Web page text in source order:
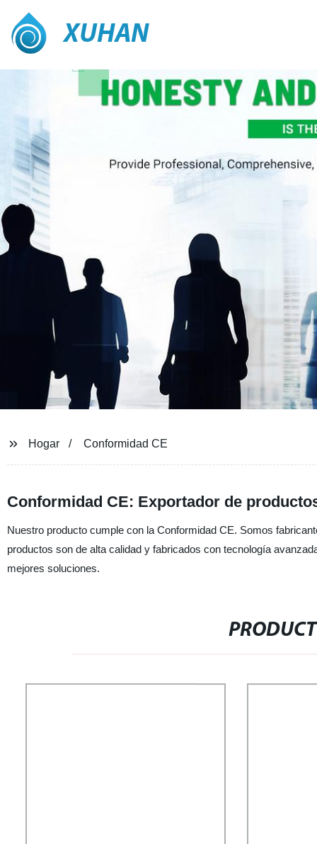
XUHAN
Hogar Conformidad CE
Conformidad CE: Exportador de
Nuestro producto cumple con la Conformidad CE. Somos
productos son de alta calidad y fabricados con tecnología
mejores soluciones.